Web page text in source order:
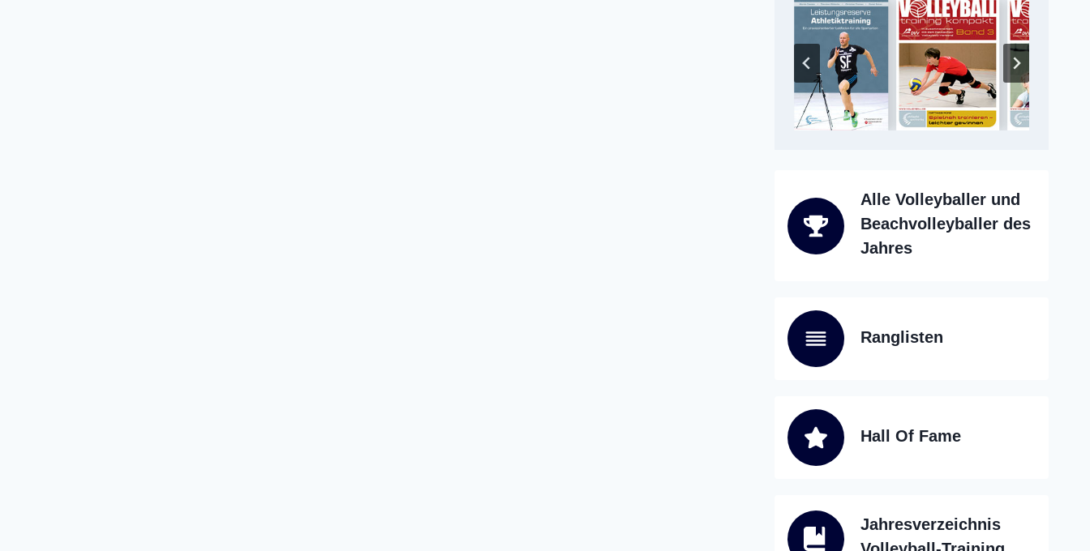
Alle Volleyballer und
Beachvolleyballer des
Jahres
Ranglisten
Hall Of Fame
Jahresverzeichnis